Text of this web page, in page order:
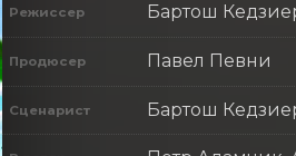
Режиссер Бартош
Продюсер Павел Певни
Сценарист Бартош